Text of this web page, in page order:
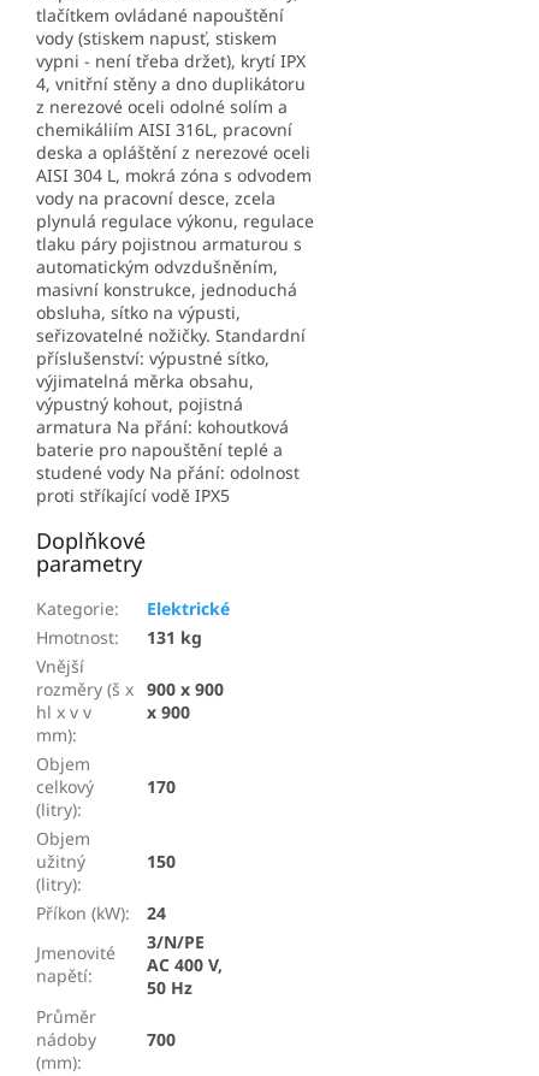
tlačítkem ovládané napouštění
vody (stiskem napusť, stiskem
vypni - není třeba držet), krytí IPX
4, vnitřní stěny a dno duplikátoru
z nerezové oceli odolné solím a
chemikáliím AISI 316L, pracovní
deska a opláštění z nerezové oceli
AISI 304 L, mokrá zóna s odvodem
vody na pracovní desce, zcela
plynulá regulace výkonu, regulace
tlaku páry pojistnou armaturou s
automatickým odvzdušněním,
masivní konstrukce, jednoduchá
obsluha, sítko na výpusti,
seřizovatelné nožičky. Standardní
příslušenství: výpustné sítko,
výjimatelná měrka obsahu,
výpustný kohout, pojistná
armatura Na přání: kohoutková
baterie pro napouštění teplé a
studené vody Na přání: odolnost
proti stříkající vodě IPX5
Doplňkové
parametry
Kategorie:
Elektrické
Hmotnost:
131 kg
Vnější
rozměry (š x
hl x v v
mm):
900 x 900
x 900
Objem
celkový
(litry):
170
Objem
užitný
(litry):
150
Příkon (kW):
24
Jmenovité
napětí:
3/N/PE
AC 400 V,
50 Hz
Průměr
nádoby
(mm):
700